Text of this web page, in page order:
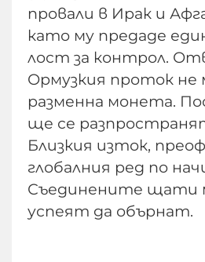
провали в Ирак и
като му предаде
лост за контрол.
Ормузкия проток не
разменна монета.
ще се
Близкия изток,
глобалния ред по
Съединените щати
успеят да обърнат.